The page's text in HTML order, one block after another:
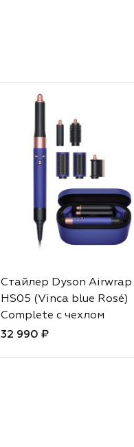
Стайлер Dyson Airwrap
HS05 (Vinca blue Rosé)
Complete с чехлом
32 990 ₽